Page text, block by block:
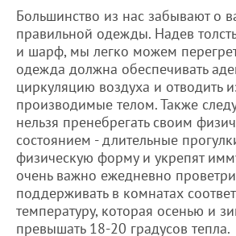
Большинство из нас забывают о
правильной одежды. Надев
и шарф, мы легко можем
одежда должна обеспечивать
циркуляцию воздуха и отводить
производимые телом. Также
нельзя пренебрегать своим
состоянием - длительные
физическую форму и укрепят
очень важно ежедневно
поддерживать в комнатах
температуру, которая осенью и
превышать 18-20 градусов тепла.